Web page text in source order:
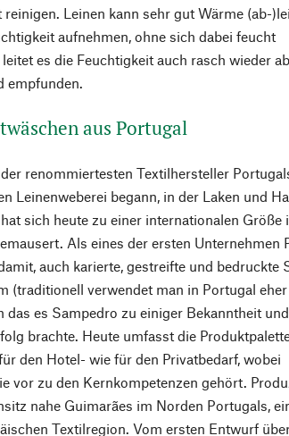
Leinen kann sehr gut Wärme (ab-
aufnehmen, ohne sich dabei feucht
es die Feuchtigkeit auch rasch wieder
empfunden.
aus Portugal
renommiertesten Textilhersteller
Leinenweberei begann, in der Laken und
sich heute zu einer internationalen Größe
Als eines der ersten Unternehmen
auch karierte, gestreifte und bedruckte
(traditionell verwendet man in Portugal eher
das es Sampedro zu einiger Bekanntheit
brachte. Heute umfasst die
den Hotel- wie für den Privatbedarf, wobei
vor zu den Kernkompetenzen gehört.
nahe Guimarães im Norden Portugals,
Textilregion. Vom ersten Entwurf